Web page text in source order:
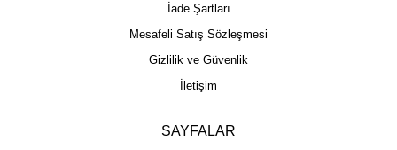
İade Şartları
Mesafeli Satış Sözleşmesi
Gizlilik ve Güvenlik
İletişim
SAYFALAR